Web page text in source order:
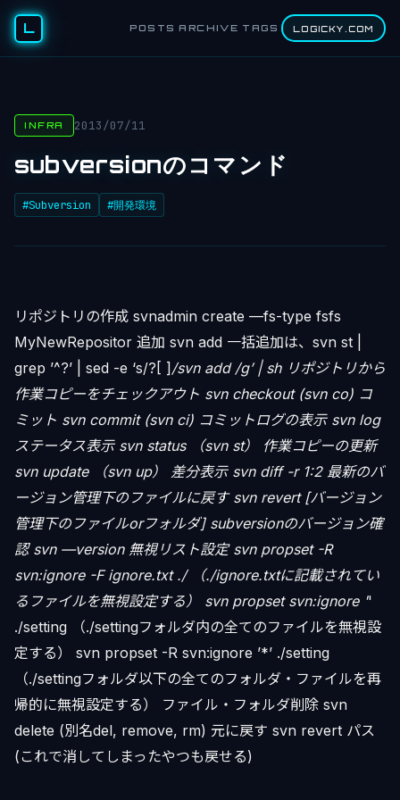
L POSTS ARCHIVE TAGS LOGICKY.COM
INFRA 2013/07/11
subversionのコマンド
#Subversion #開発環境
リポジトリの作成 svnadmin create —fs-type fsfs
MyNewRepositor 追加 svn add 一括追加は、svn st |
grep ’^?’ | sed -e ‘s/?[ ] /svn add /g’ | sh リポジトリから
作業コピーをチェックアウト svn checkout (svn co) コ
ミット svn commit (svn ci) コミットログの表示 svn log
ステータス表示 svn status （svn st） 作業コピーの更新
svn update （svn up） 差分表示 svn diff -r 1:2 最新のバ
ージョン管理下のファイルに戻す svn revert [バージョン
管理下のファイルorフォルダ] subversionのバージョン確
認 svn —version 無視リスト設定 svn propset -R
svn:ignore -F ignore.txt ./ （./ignore.txtに記載されてい
るファイルを無視設定する） svn propset svn:ignore ''
./setting （./settingフォルダ内の全てのファイルを無視設
定する） svn propset -R svn:ignore ’*’ ./setting
（./settingフォルダ以下の全てのフォルダ・ファイルを再
帰的に無視設定する） ファイル・フォルダ削除 svn
delete (別名del, remove, rm) 元に戻す svn revert パス
(これで消してしまったやつも戻せる)